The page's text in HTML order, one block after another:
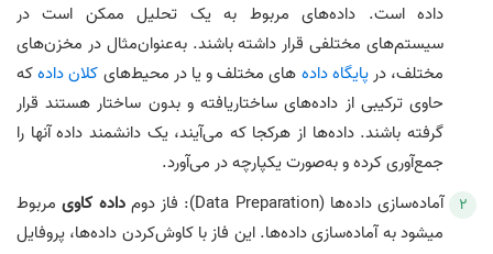
داده است. داده‌های مربوط به یک تحلیل ممکن است در
سیستم‌های مختلفی قرار داشته باشند. به‌عنوان‌مثال در مخزن‌های
مختلف، درپایگاه داده های مختلف و یا در محیط‌های کلان دادهکه
حاوی ترکیبی از داده‌های ساختاریافته و بدون ساختار هستند قرار
گرفته باشند. داده‌ها از هرکجا که می‌آیند، یک دانشمند داده آنها را
جمع‌آوری کرده و به‌صورت یکپارچه در می‌آورد.
آماده‌سازی داده‌ها (Data Preparation): فاز دوم
داده‌ کاویمربوط
می‎شود به آماده‌سازی داده‌ها. این فاز با کاوش‌کردن داده‌ها، پروفایل